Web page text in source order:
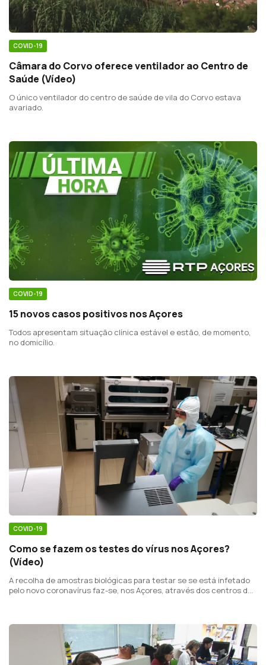
COVID-19
Câmara do Corvo oferece ventilador ao Centro de
Saúde (Vídeo)
O único ventilador do centro de saúde de vila do Corvo estava
avariado.
COVID-19
15 novos casos positivos nos Açores
Todos apresentam situação clínica estável e estão, de momento,
no domicílio.
COVID-19
Como se fazem os testes do vírus nos Açores?
(Vídeo)
A recolha de amostras biológicas para testar se se está infetado
pelo novo coronavírus faz-se, nos Açores, através dos centros de